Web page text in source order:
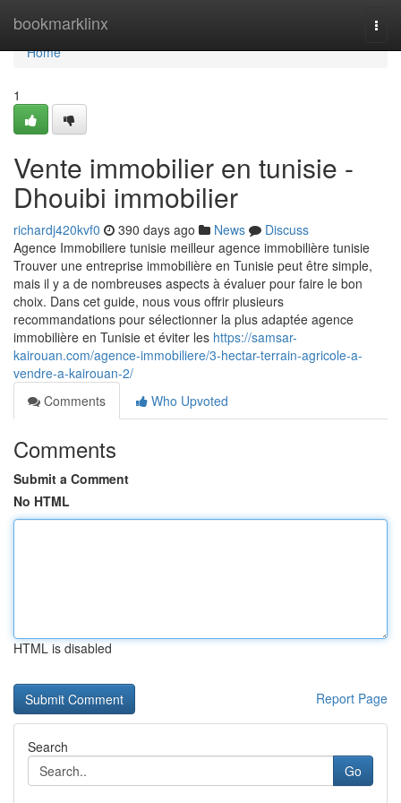
bookmarklinx
Home
Home
1
Vente immobilier en tunisie -
Dhouibi immobilier
richardj420kvf0 390 days ago News
Discuss
Agence Immobiliere tunisie meilleur agence immobilière tunisie
Trouver une entreprise immobilière en Tunisie peut être simple,
mais il y a de nombreuses aspects à évaluer pour faire le bon
choix. Dans cet guide, nous vous offrir plusieurs
recommandations pour sélectionner la plus adaptée agence
immobilière en Tunisie et éviter les https://samsar-
kairouan.com/agence-immobiliere/3-hectar-terrain-agricole-a-
vendre-a-kairouan-2/
Comments
Who Upvoted
Comments
Submit a Comment
No HTML
HTML is disabled
Report Page
Search
Go